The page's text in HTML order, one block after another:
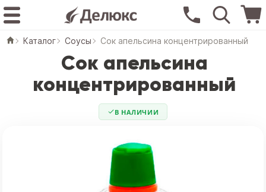
Каталог Соусы Сок апельсина концентрированный
Сок апельсина
концентрированный
В НАЛИЧИИ